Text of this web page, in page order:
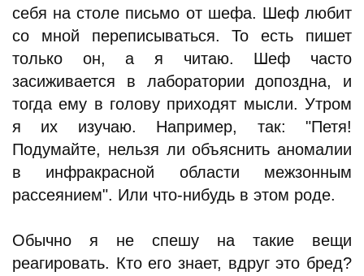
себя на столе письмо от шефа. Шеф любит
со мной переписываться. То есть пишет
только он, а я читаю. Шеф часто
засиживается в лаборатории допоздна, и
тогда ему в голову приходят мысли. Утром
я их изучаю. Например, так: "Петя!
Подумайте, нельзя ли объяснить аномалии
в инфракрасной области межзонным
рассеянием". Или что-нибудь в этом роде.
Обычно я не спешу на такие вещи
реагировать. Кто его знает, вдруг это бред?